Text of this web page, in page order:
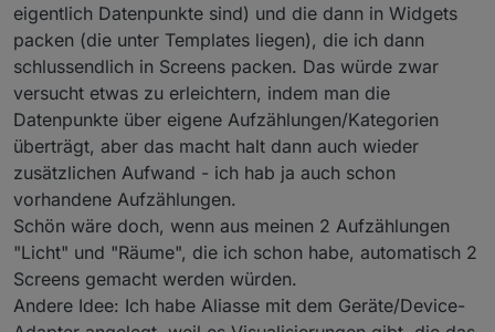
eigentlich Datenpunkte sind) und die dann in Widgets
packen (die unter Templates liegen), die ich dann
schlussendlich in Screens packen. Das würde zwar
versucht etwas zu erleichtern, indem man die
Datenpunkte über eigene Aufzählungen/Kategorien
überträgt, aber das macht halt dann auch wieder
zusätzlichen Aufwand - ich hab ja auch schon
vorhandene Aufzählungen.
Schön wäre doch, wenn aus meinen 2 Aufzählungen
"Licht" und "Räume", die ich schon habe, automatisch 2
Screens gemacht werden würden.
Andere Idee: Ich habe Aliasse mit dem Geräte/Device-